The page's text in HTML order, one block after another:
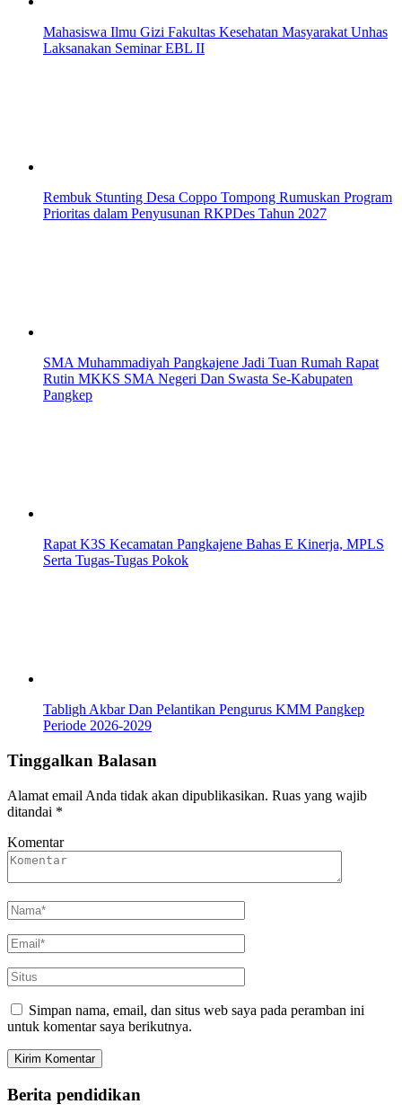
Mahasiswa Ilmu Gizi Fakultas Kesehatan Masyarakat Unhas
Laksanakan Seminar EBL II
Rembuk Stunting Desa Coppo Tompong Rumuskan Program
Prioritas dalam Penyusunan RKPDes Tahun 2027
SMA Muhammadiyah Pangkajene Jadi Tuan Rumah Rapat
Rutin MKKS SMA Negeri Dan Swasta Se-Kabupaten
Pangkep
Rapat K3S Kecamatan Pangkajene Bahas E Kinerja, MPLS
Serta Tugas-Tugas Pokok
Tabligh Akbar Dan Pelantikan Pengurus KMM Pangkep
Periode 2026-2029
Tinggalkan Balasan
Alamat email Anda tidak akan dipublikasikan. Ruas yang wajib
ditandai *
Komentar
Simpan nama, email, dan situs web saya pada peramban ini
untuk komentar saya berikutnya.
Berita pendidikan